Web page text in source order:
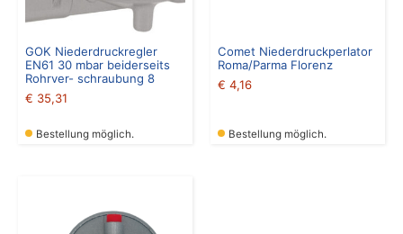
GOK Niederdruckregler
EN61 30 mbar beiderseits
Rohrver- schraubung 8
€ 35,31
Bestellung möglich.
Comet Niederdruckperlator
Roma/Parma Florenz
€ 4,16
Bestellung möglich.